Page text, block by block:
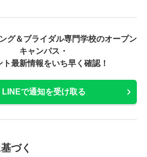
グ＆ブライダル専門学校のオープン
キャンパス・
ト最新情報をいち早く確認！
LINEで通知を受け取る
づく